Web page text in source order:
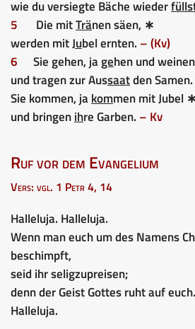
wie du versiegte Bäche wieder
5
Die mitTränen säen, ∗
werden mitJubel ernten. – (Kv)
6
Sie gehen, jagehen und
und tragen zur Aussaatden Samen.
Sie kommen, jakommen mit Jubel ∗
und bringenihre Garben. – Kv
Ruf vor dem Evangelium
Vers: vgl. 1 Petr 4, 14
Halleluja. Halleluja.
Wenn man euch um des Namens
beschimpft,
seid ihr seligzupreisen;
denn der Geist Gottes ruht auf euch.
Halleluja.